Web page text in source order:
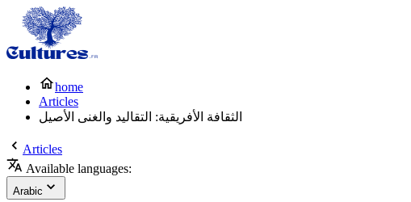
home
Articles
الثقافة الأفريقية: التقاليد والغنى الأصيل
Articles
Available languages:
Arabic